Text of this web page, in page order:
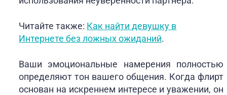
Читайте также: Как найти девушку в
Интернете без ложных ожиданий.
Ваши эмоциональные намерения полностью
определяют тон вашего общения. Когда флирт
основан на искреннем интересе и уважении, он